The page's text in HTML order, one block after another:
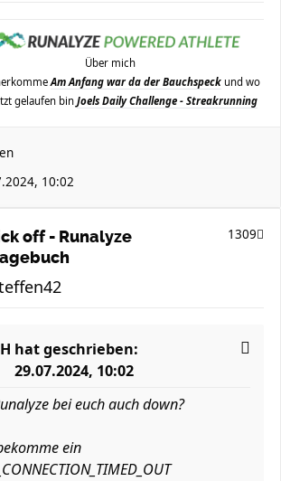
Über mich
Am Anfang war da der Bauchspeck und wo
gelaufen bin Joels Daily Challenge - Streakrunning
10:02
off - Runalyze
1309
hat geschrieben:
29.07.2024, 10:02
bei euch auch down?
ein